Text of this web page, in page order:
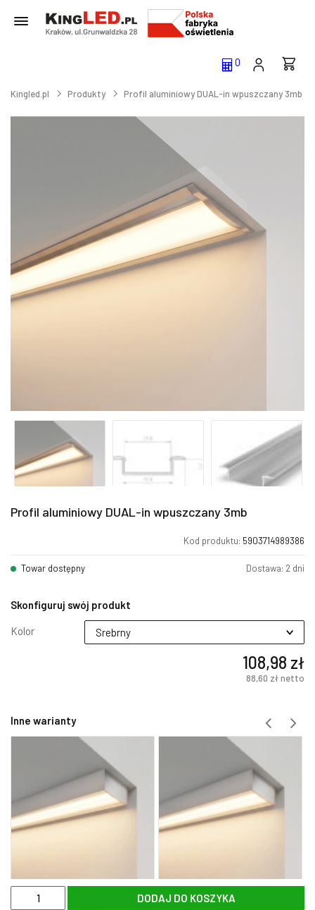
0
Kingled.pl Produkty Profil aluminiowy DUAL-in wpuszczany 3mb
Profil aluminiowy DUAL-in wpuszczany 3mb
Kod produktu: 5903714989386
Towar dostępny Dostawa: 2 dni
Skonfiguruj swój produkt
Kolor
108,98 zł
88,60 złnetto
Inne warianty
ilość
DODAJ DO KOSZYKA